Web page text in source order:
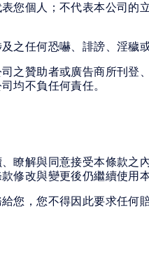
您個人；不代表本公司
之任何恐嚇、誹謗、淫穢
之贊助者或廣告商所刊
均不負任何責任。
瞭解與同意接受本條款
修改與變更後仍繼續使用
您，您不得因此要求任何賠